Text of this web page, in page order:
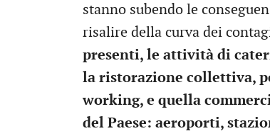
stanno subendo le
risalire della curva dei
presenti, le attività di
la ristorazione collettiva,
working, e quella
del Paese: aeroporti,